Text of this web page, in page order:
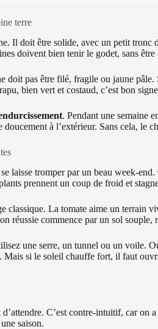
terre
Il doit être solide, avec un petit tronc
doivent bien tenir le godet, sans
doit pas être filé, fragile ou jaune
bien vert et costaud, c’est bon
. Pendant une semaine
à l’extérieur. Sans cela, le
laisse tromper par un beau week-
prennent un coup de froid et
classique. La tomate aime un terrain
réussie commence par un sol souple,
une serre, un tunnel ou un voile.
Mais si le soleil chauffe fort, il faut
C’est contre-intuitif, car on
saison.